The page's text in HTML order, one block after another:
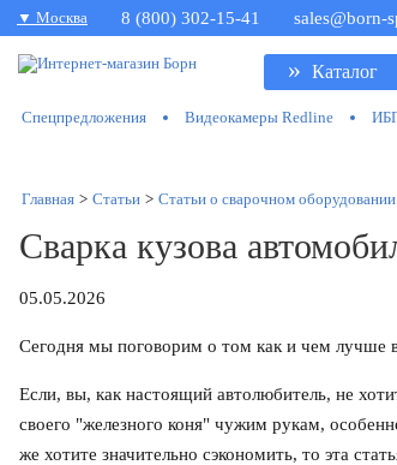
▼ Москва 8 (800) 302-15-41 sales@born-
» Каталог
Спецпредложения Видеокамеры Redline
Главная > Статьи > Статьи о сварочном оборудовании
Сварка кузова
05.05.2026
Сегодня мы поговорим о том как и чем лучше
Если, вы, как настоящий автолюбитель, не
своего "железного коня" чужим рукам,
же хотите значительно сэкономить, то эта